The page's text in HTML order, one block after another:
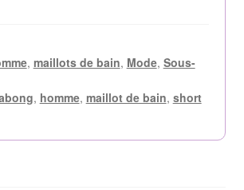
, maillots de bain, Mode, Sous-
, homme, maillot de bain, short